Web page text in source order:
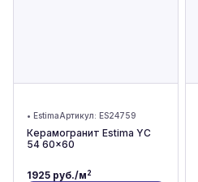
• EstimaАртикул: ES24759
Керамогранит Estima YC
54 60x60
1925 руб./м2